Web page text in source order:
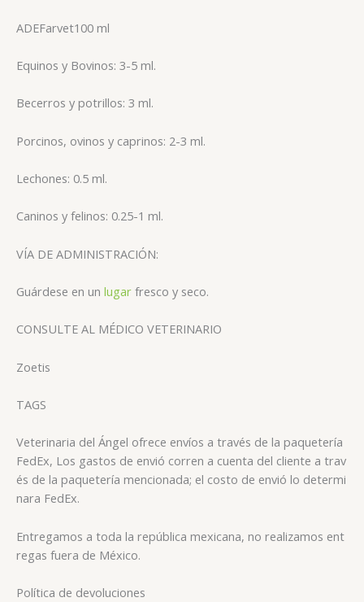
ADEFarvet100 ml
Equinos y Bovinos: 3-5 ml.
Becerros y potrillos: 3 ml.
Porcinos, ovinos y caprinos: 2-3 ml.
Lechones: 0.5 ml.
Caninos y felinos: 0.25-1 ml.
VÍA DE ADMINISTRACIÓN:
Guárdese en un lugar fresco y seco.
CONSULTE AL MÉDICO VETERINARIO
Zoetis
TAGS
Veterinaria del Ángel ofrece envíos a través de la paquetería
FedEx, Los gastos de envió corren a cuenta del cliente a trav
és de la paquetería mencionada; el costo de envió lo determi
nara FedEx.
Entregamos a toda la república mexicana, no realizamos ent
regas fuera de México.
Política de devoluciones